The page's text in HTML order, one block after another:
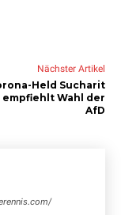
Nächster Artikel
Held Sucharit
empfiehlt Wahl der
AfD